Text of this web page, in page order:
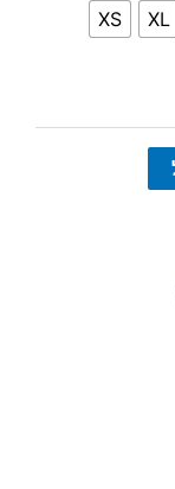
XL
XS